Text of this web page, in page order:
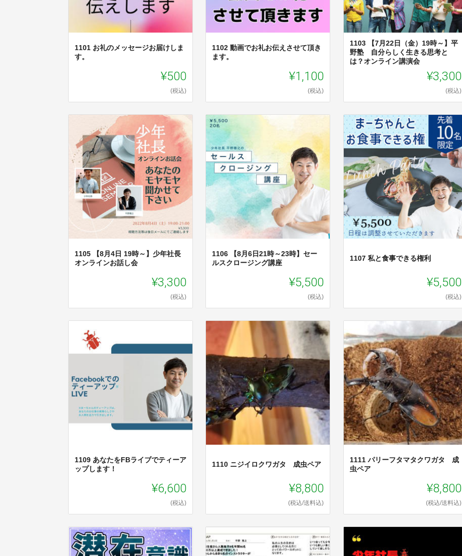
1101 お礼のメッセージお届けしま
す。
¥500
(税込)
1102 動画でお礼お伝えさせて頂き
ます。
¥1,100
(税込)
1103 【7月22日（金）19時～】平
野塾 自分らしく生きる思考と
は？オンライン講演会
¥3,300
(税込)
1105 【8月4日 19時～】少年社長
オンラインお話し会
¥3,300
(税込)
1106 【8月6日21時～23時】セー
ルスクロージング講座
¥5,500
(税込)
1107 私と食事できる権利
¥5,500
(税込)
1109 あなたをFBライブでティーア
ップします！
¥6,600
(税込)
1110 ニジイロクワガタ 成虫ペア
¥8,800
(税込/送料込)
1111 パリーフタマタクワガタ 成
虫ペア
¥8,800
(税込/送料込)